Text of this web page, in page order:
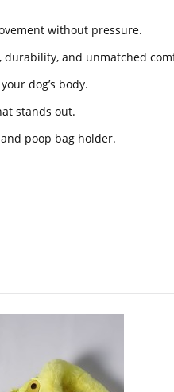
without pressure.
durability, and unmatched
dog’s body.
stands out.
poop bag holder.